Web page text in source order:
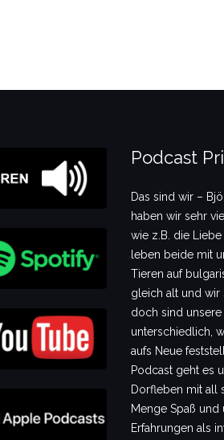
Podcast
Das sind wir –
haben wir sehr
wie z.B. die
leben beide mit
Tieren auf
gleich alt und wir
doch sind
unterschiedlich,
aufs Neue
Podcast geht es
Dorfleben mit all
Menge Spaß und
Erfahrungen als